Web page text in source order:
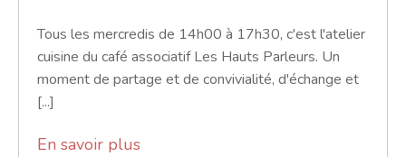
Tous les mercredis de 14h00 à 17h30, c'est l'atelier
cuisine du café associatif Les Hauts Parleurs. Un
moment de partage et de convivialité, d'échange et
[...]
En savoir plus